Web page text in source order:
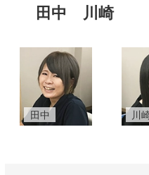
田中 川崎
田中 川